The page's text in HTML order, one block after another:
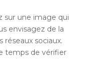
sur une image qui
envisagez de la
réseaux sociaux.
temps de vérifier